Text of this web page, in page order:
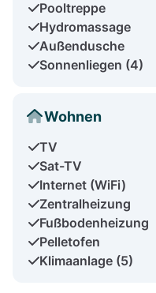
Pooltreppe
Hydromassage
Außendusche
Sonnenliegen (4)
Wohnen
TV
Sat-TV
Internet (WiFi)
Zentralheizung
Fußbodenheizung
Pelletofen
Klimaanlage (5)